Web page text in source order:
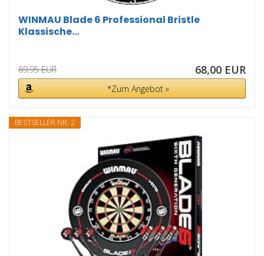
WINMAU Blade 6 Professional Bristle
Klassische...
69,95 EUR 68,00 EUR
*Zum Angebot »
BESTSELLER NR. 2